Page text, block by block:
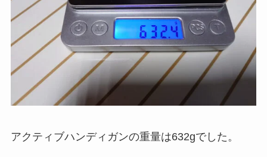
アクティブハンディガンの重量は632gでした。